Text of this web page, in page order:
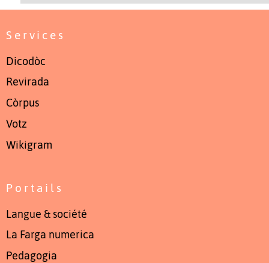
Services
Dicodòc
Revirada
Còrpus
Votz
Wikigram
Portails
Langue & société
La Farga numerica
Pedagogia